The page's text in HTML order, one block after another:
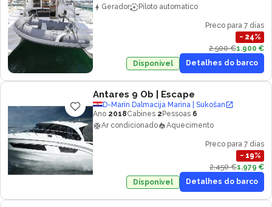
Gerador
Piloto automatico
Preco para 7 dias
− 24%
2.500 €1.900 €
Disponivel
Detalhes do barco
Antares 9 Ob | Escape
D-Marin Dalmacija Marina | Sukošan
Ano 2018Cabines 2 Pessoas 6
Ar condicionado
Aquecimento
Preco para 7 dias
− 19%
2.450 €1.979 €
Disponivel
Detalhes do barco